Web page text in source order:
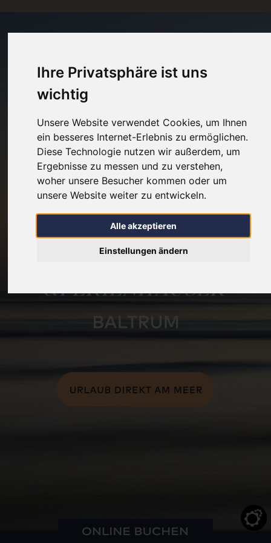
Ihre Privatsphäre ist uns
wichtig
Unsere Website verwendet Cookies, um Ihnen
ein besseres Internet-Erlebnis zu ermöglichen.
Diese Technologie nutzen wir außerdem, um
Ergebnisse zu messen und zu verstehen,
woher unsere Besucher kommen oder um
unsere Website weiter zu entwickeln.
Alle akzeptieren
Einstellungen ändern